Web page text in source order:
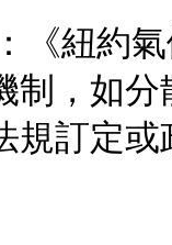
《紐約氣
制，如